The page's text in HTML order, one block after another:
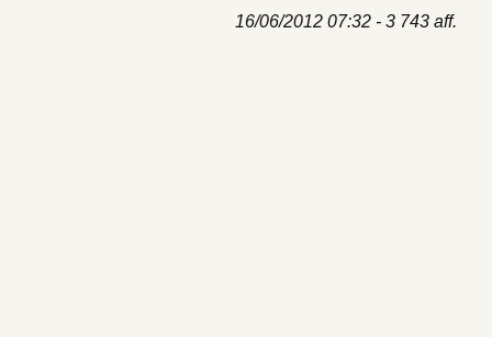
16/06/2012 07:32 - 3 743 aff.